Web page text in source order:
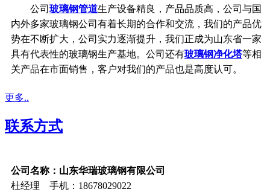
公司 玻璃钢管道生产设备精良，产品品质高，公司与国
内外多家玻璃钢公司有着长期的合作和交流，我们的产品优
势在不断扩大，公司实力逐渐提升，我们正成为山东省一家
具有代表性的玻璃钢生产基地。公司还有玻璃钢净化塔等相
关产品在市面销售，客户对我们的产品也是高度认可。
更多..
联系方式
公司名称：山东华瑞玻璃钢有限公司
杜经理 手机：18678029022